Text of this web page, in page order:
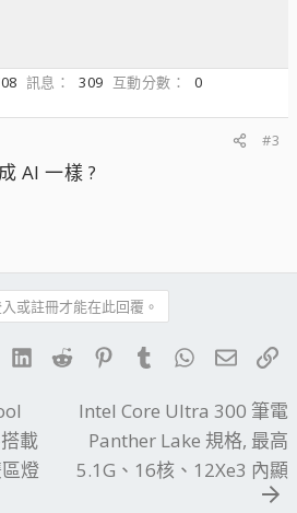
訊息 309 互動分數
0
#3
AI 一樣 ?
或註冊才能在此回覆。
LinkedIn
Reddit PinterestTumblrWhatsApp
電子
載
燈
Intel Core Ultra 300 筆電
Panther Lake 規格, 最高
5.1G、16核、12Xe3 內顯